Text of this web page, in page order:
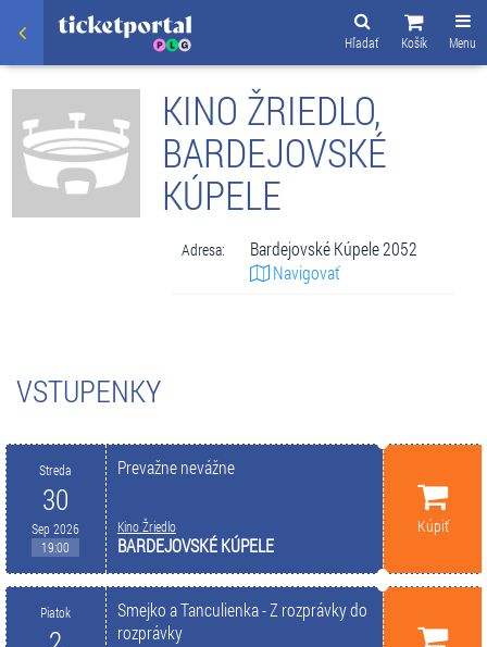
Menu
Košík
Hľadať
KINO ŽRIEDLO,
BARDEJOVSKÉ
KÚPELE
Adresa:
Bardejovské Kúpele 2052
Navigovať
VSTUPENKY
Streda
30
Sep 2026
19:00
Prevažne nevážne
Kino Žriedlo
BARDEJOVSKÉ KÚPELE
Kúpiť
Piatok
Smejko a Tanculienka - Z rozprávky do
rozprávky